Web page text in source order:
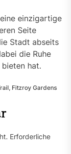
einzigartige
Seite
Stadt abseits
die Ruhe
hat.
, Fitzroy Gardens
Erforderliche